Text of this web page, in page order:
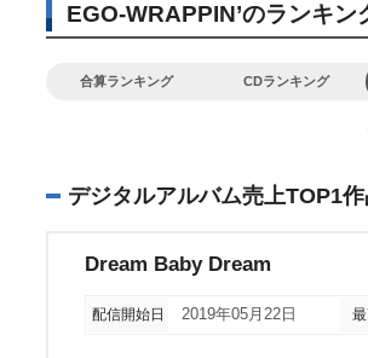
EGO-WRAPPIN’のランキン
合算ランキング CDランキング
デジタルアルバム売上TOP1
Dream Baby Dream
配信開始日 2019年05月22日